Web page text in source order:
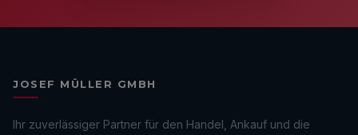
JOSEF MÜLLER GMBH
Ihr zuverlässiger Partner für den Handel, Ankauf und die